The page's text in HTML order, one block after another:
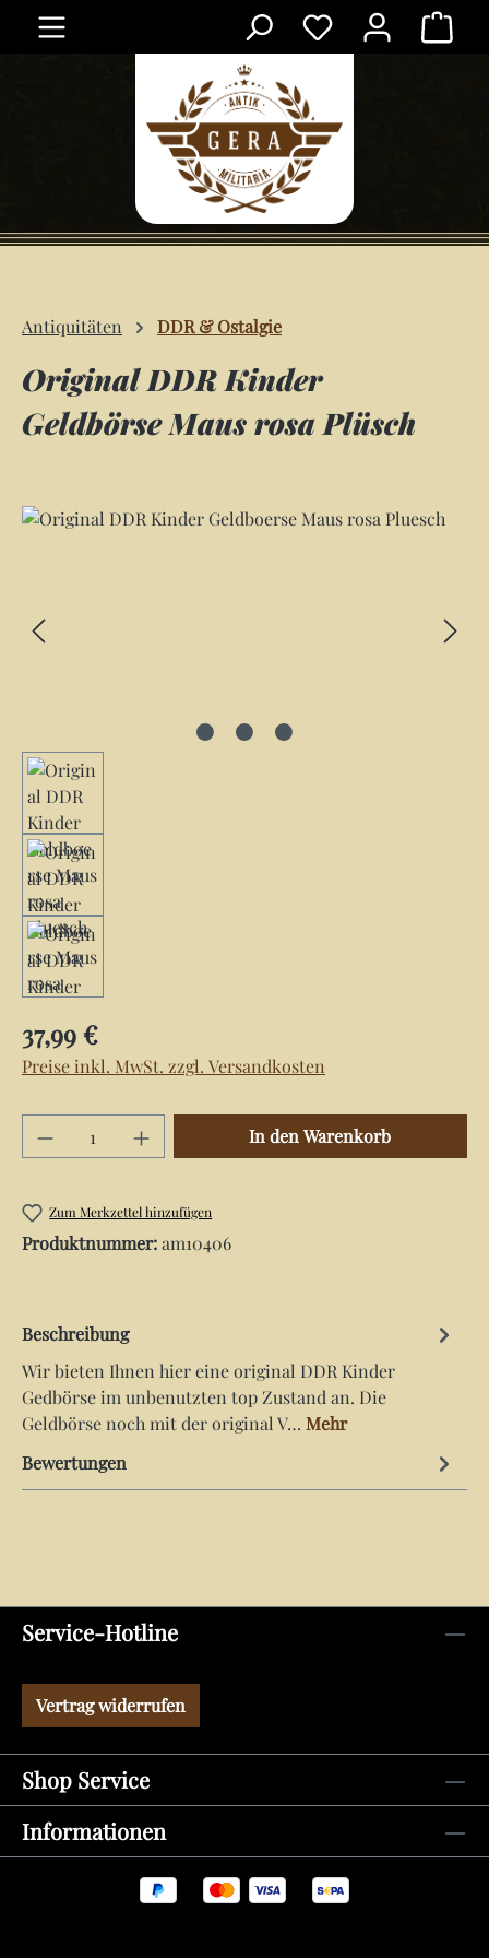
Zum Hauptinhalt springen
Antiquitäten DDR & Ostalgie
Original DDR Kinder
Geldbörse Maus rosa Plüsch
Bildergalerie überspringen
Regulärer Preis:
37,99 €
Preise inkl. MwSt. zzgl. Versandkosten
Produkt Anzahl: Gib den gewünschten
In den Warenkorb
Zum Merkzettel hinzufügen
Produktnummer:am10406
Beschreibung
Wir bieten Ihnen hier eine original DDR Kinder
Gedbörse im unbenutzten top Zustand an. Die
Geldbörse noch mit der original V… Mehr
Bewertungen
Service-Hotline
Vertrag widerrufen
Shop Service
Informationen